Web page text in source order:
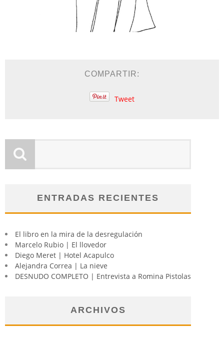
COMPARTIR:
Tweet
ENTRADAS RECIENTES
El libro en la mira de la desregulación
Marcelo Rubio | El llovedor
Diego Meret | Hotel Acapulco
Alejandra Correa | La nieve
DESNUDO COMPLETO | Entrevista a Romina Pistolas
ARCHIVOS